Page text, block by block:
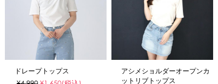
ドレープトップス
アシメショルダーオープンカ
ットリブトップス